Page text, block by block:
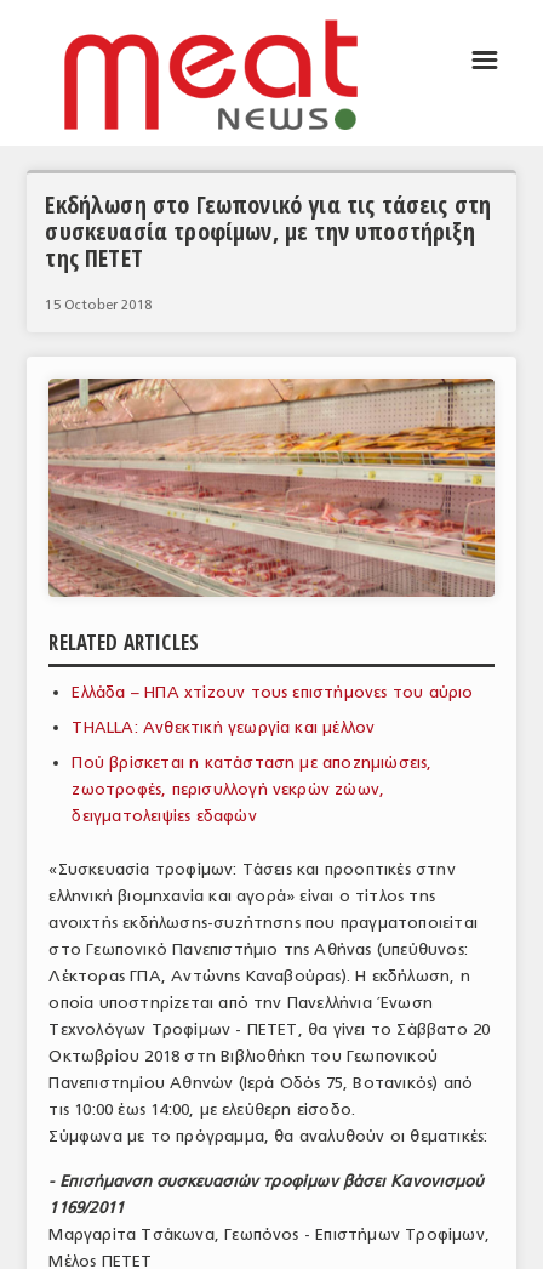
ΣΥΝΕΝΤΕΥΞΕΙΣ
ΚΟΣΜΟΣ
ΕΙΔΗΣΕΙΣ
ΕΥΡΩΠΑΪΚΕΣ ΑΠΟΦΑΣΕΙΣ
ΘΕΜΑΤΑ
ΑΝΑΛΥΣΕΙΣ
ΣΦΑΓΕΙΑ
ΠΡΩΤΕΣ ΥΛΕΣ
ΕΞΟΠΛΙΣΜΟΣ
ΥΠΗΡΕΣΙΕΣ
ΕΜΠΟΡΙΚΟΙ ΑΝΤΙΠΡΟΣΩΠΟΙ
ΝΟΜΟΘΕΣΙΑ
ΕΛΛΗΝΙΚΗ ΝΟΜΟΘΕΣΙΑ
ΕΥΡΩΠΑΪΚΗ ΝΟΜΟΘΕΣΙΑ
ΤΟ ΠΕΡΙΟΔΙΚΟ
ΑΡΧΕΙΟ ΤΕΥΧΩΝ
ΣΥΝΕΔΡΙΟ ΚΡΕΑΤΟΣ
☰
Εκδήλωση στο Γεωπονικό για τις τάσεις στη
συσκευασία τροφίμων, με την υποστήριξη
της ΠΕΤΕΤ
15 October 2018
RELATED ARTICLES
Ελλάδα – ΗΠΑ χτίζουν τους επιστήμονες του αύριο
THALLA: Ανθεκτική γεωργία και μέλλον
Πού βρίσκεται η κατάσταση με αποζημιώσεις,
ζωοτροφές, περισυλλογή νεκρών ζώων,
δειγματολειψίες εδαφών
«Συσκευασία τροφίμων: Τάσεις και προοπτικές στην
ελληνική βιομηχανία και αγορά» είναι ο τίτλος της
ανοιχτής εκδήλωσης-συζήτησης που πραγματοποιείται
στο Γεωπονικό Πανεπιστήμιο της Αθήνας (υπεύθυνος:
Λέκτορας ΓΠΑ, Αντώνης Καναβούρας). Η εκδήλωση, η
οποία υποστηρίζεται από την Πανελλήνια Ένωση
Τεχνολόγων Τροφίμων - ΠΕΤΕΤ, θα γίνει το Σάββατο 20
Οκτωβρίου 2018 στη Βιβλιοθήκη του Γεωπονικού
Πανεπιστημίου Αθηνών (Ιερά Οδός 75, Βοτανικός) από
τις 10:00 έως 14:00, με ελεύθερη είσοδο.
Σύμφωνα με το πρόγραμμα, θα αναλυθούν οι θεματικές:
- Επισήμανση συσκευασιών τροφίμων βάσει Κανονισμού
1169/2011
Μαργαρίτα Τσάκωνα, Γεωπόνος - Επιστήμων Τροφίμων,
Μέλος ΠΕΤΕΤ